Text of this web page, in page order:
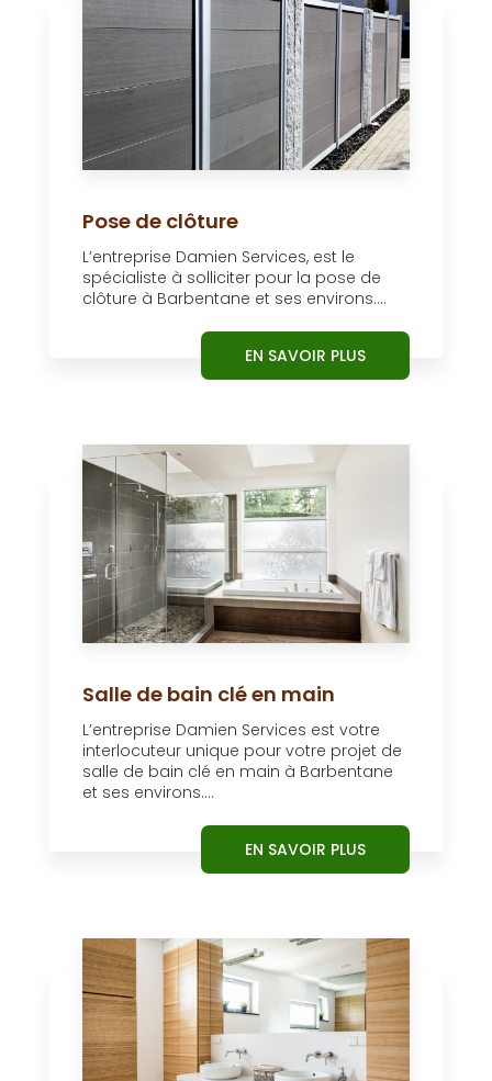
Pose de clôture
L’entreprise Damien Services, est le
spécialiste à solliciter pour la pose de
clôture à Barbentane et ses environs....
EN SAVOIR PLUS
Salle de bain clé en main
L’entreprise Damien Services est votre
interlocuteur unique pour votre projet de
salle de bain clé en main à Barbentane
et ses environs....
EN SAVOIR PLUS